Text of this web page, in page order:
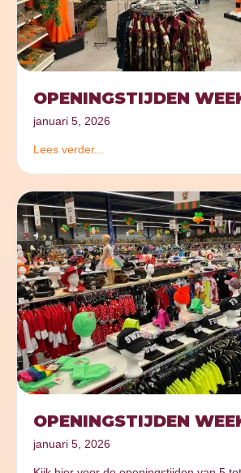
OPENINGSTIJDEN
januari 5, 2026
Lees verder...
OPENINGSTIJDEN
januari 5, 2026